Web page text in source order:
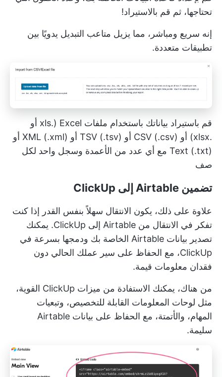
تحتاجها، ثم قم بالاستيراد!
إنه سريع ومباشر، مما يزيل متاعب التبديل يدويًا بين
تطبيقات متعددة.
قم باستيراد بياناتك باستخدام ملفات Excel (.xls أو
.xlsx) أو CSV (.csv) أو TSV (.tsv) أو XML (.xml) أو
Text (.txt) مع أي عدد من الأعمدة وسجل واحد لكل
صف
تضمين Airtable إلى ClickUp
علاوة على ذلك، يكون الانتقال سهلاً بنفس القدر إذا كنت
تفكر في الانتقال من Airtable إلى ClickUp. يمكنك
تصدير بيانات Airtable الخاصة بك ودمجها بسرعة في
ClickUp، مع الحفاظ على سير عملك الحالي دون
فقدان معلومات قيمة.
من هناك، يمكنك الاستفادة من ميزات ClickUp القوية،
مثل لوحات المعلومات القابلة للتخصيص، وتبعيات
المهام، والأتمتة، مع الحفاظ على بيانات Airtable
سليمة.